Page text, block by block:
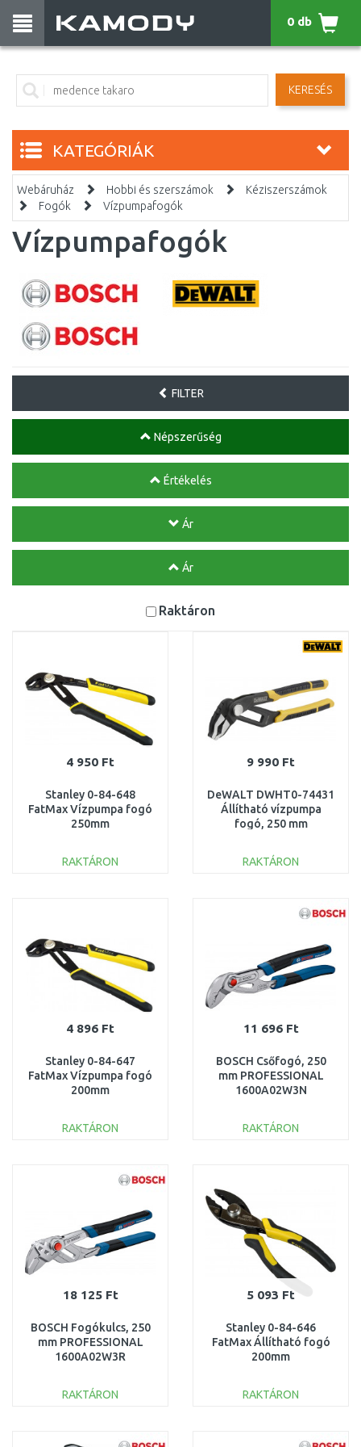
KERESÉS
0 db
KATEGÓRIÁK
Webáruház Hobbi és szerszámok
Kéziszerszámok
Fogók
Vízpumpafogók
Vízpumpafogók
FILTER
Népszerűség
Értékelés
Ár
Ár
Raktáron
4 950 Ft
Stanley 0-84-648
FatMax Vízpumpa fogó
250mm
RAKTÁRON
9 990 Ft
DeWALT DWHT0-74431
Állítható vízpumpa
fogó, 250 mm
RAKTÁRON
Összehasonlítás
4 896 Ft
Stanley 0-84-647
FatMax Vízpumpa fogó
200mm
RAKTÁRON
Összehasonlítás
11 696 Ft
BOSCH Csőfogó, 250
mm PROFESSIONAL
1600A02W3N
RAKTÁRON
18 125 Ft
BOSCH Fogókulcs, 250
mm PROFESSIONAL
1600A02W3R
RAKTÁRON
Összehasonlítás
5 093 Ft
Stanley 0-84-646
FatMax Állítható fogó
200mm
RAKTÁRON
Összehasonlítás